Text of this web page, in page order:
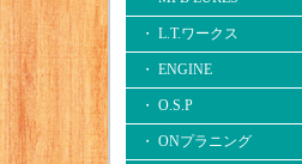
・ L.T.ワークス
・ ENGINE
・ O.S.P
・ ONプラニング